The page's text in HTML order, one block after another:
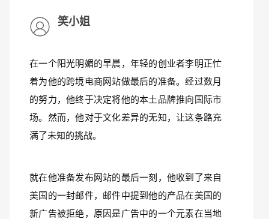
笑小姐
在一个阳光明媚的早晨，年轻的创业者李明正忙
着为他的跨境电商网站做最后的准备。经过数月
的努力，他终于决定将他的本土品牌推向国际市
场。然而，他对于文化差异的无知，让这条路充
满了未知的挑战。
就在他准备发布网站的最后一刻，他收到了来自
美国的一封邮件，邮件中提到他的产品在美国的
新广告被拒绝，原因是广告中的一个元素在当地